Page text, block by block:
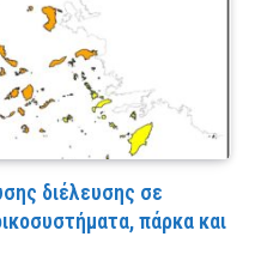
διέλευσης σε
πάρκα και